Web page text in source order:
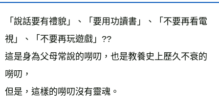
宅配
每筆NT$70，滿NT$799(含以上)免運費
離島宅配
每筆NT$200，滿NT$99,999(含以上)免運費
海外叢書運費
「說話要有禮貌」、「要用功讀書」、「不要再看電
視」、「不要再玩遊戲」??
這是身為父母常說的嘮叨，也是教養史上歷久不衰的
嘮叨，
但是，這樣的嘮叨沒有靈魂。